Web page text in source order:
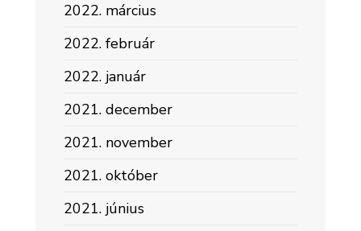
2022. március
2022. február
2022. január
2021. december
2021. november
2021. október
2021. június